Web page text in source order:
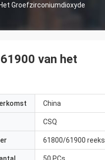
Groefzirconiumdioxyde
van het
China
CSQ
61800/61900 reeks